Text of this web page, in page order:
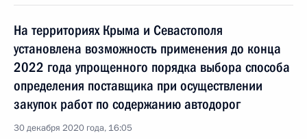
На территориях Крыма и Севастополя
установлена возможность применения до конца
2022 года упрощенного порядка выбора способа
определения поставщика при осуществлении
закупок работ по содержанию автодорог
30 декабря 2020 года, 16:05